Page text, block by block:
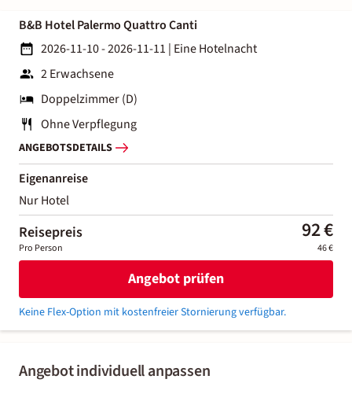
Angebot individuell anpassen
B&B Hotel Palermo Quattro Canti
2026-11-10 - 2026-11-11 | Eine Hotelnacht
2 Erwachsene
Doppelzimmer (D)
Ohne Verpflegung
ANGEBOTSDETAILS
Eigenanreise
Nur Hotel
Reisepreis 92 €
Pro Person 46 €
Angebot prüfen
Keine Flex-Option mit kostenfreier Stornierung verfügbar.